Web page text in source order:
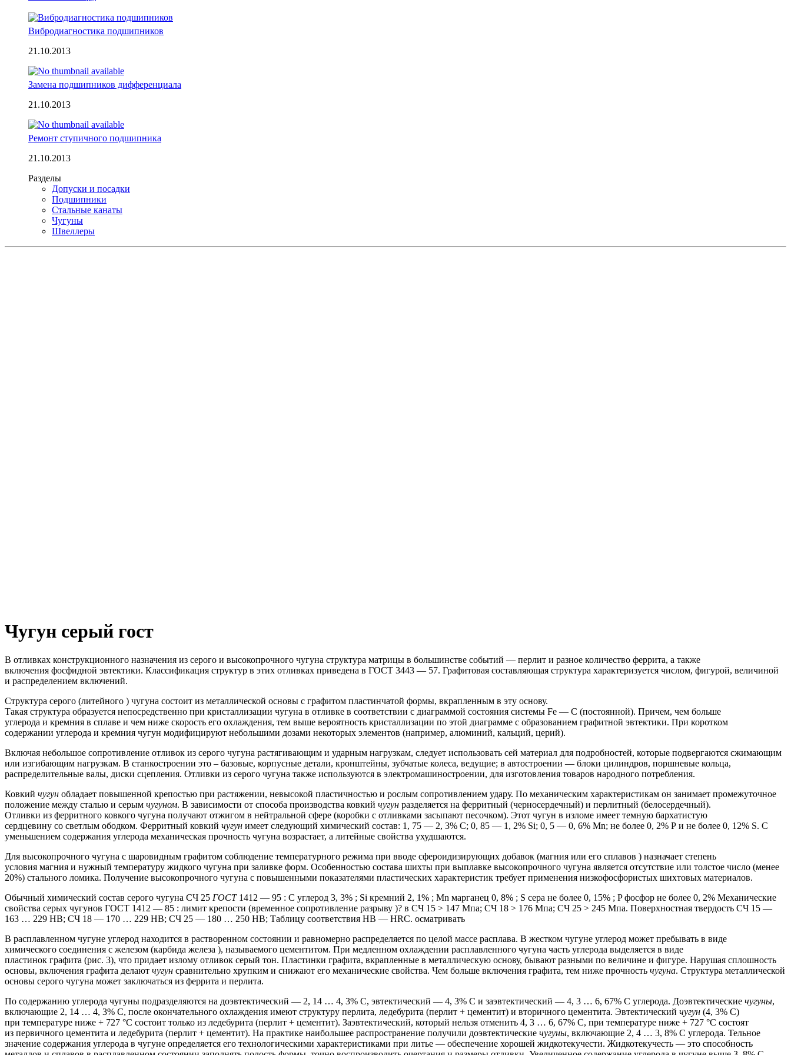
Вибродиагностика подшипников
21.10.2013
Замена подшипников дифференциала
21.10.2013
Ремонт ступичного подшипника
21.10.2013
Разделы
Допуски и посадки
Подшипники
Стальные канаты
Чугуны
Швеллеры
Чугун серый гост
В отливках конструкционного назначения из серого и высокопрочного чугуна структура матрицы в большинстве событий — перлит и разное количество феррита, а также
включения фосфидной эвтектики. Классификация структур в этих отливках приведена в ГОСТ 3443 — 57. Графитовая составляющая структура характеризуется числом, фигурой, величиной
и распределением включений.
Структура серого (литейного ) чугуна состоит из металлической основы с графитом пластинчатой формы, вкрапленным в эту основу.
Такая структура образуется непосредственно при кристаллизации чугуна в отливке в соответствии с диаграммой состояния системы Fe — С (постоянной). Причем, чем больше
углерода и кремния в сплаве и чем ниже скорость его охлаждения, тем выше вероятность кристаллизации по этой диаграмме с образованием графитной эвтектики. При коротком
содержании углерода и кремния чугун модифицируют небольшими дозами некоторых элементов (например, алюминий, кальций, церий).
Включая небольшое сопротивление отливок из серого чугуна растягивающим и ударным нагрузкам, следует использовать сей материал для подробностей, которые подвергаются сжимающим
или изгибающим нагрузкам. В станкостроении это – базовые, корпусные детали, кронштейны, зубчатые колеса, ведущие; в автостроении — блоки цилиндров, поршневые кольца,
распределительные валы, диски сцепления. Отливки из серого чугуна также используются в электромашиностроении, для изготовления товаров народного потребления.
Ковкий чугун обладает повышенной крепостью при растяжении, невысокой пластичностью и рослым сопротивлением удару. По механическим характеристикам он занимает промежуточное
положение между сталью и серым чугуном. В зависимости от способа производства ковкий чугун разделяется на ферритный (черносердечный) и перлитный (белосердечный).
Отливки из ферритного ковкого чугуна получают отжигом в нейтральной сфере (коробки с отливками засыпают песочком). Этот чугун в изломе имеет темную бархатистую
сердцевину со светлым ободком. Ферритный ковкий чугун имеет следующий химический состав: 1, 75 — 2, 3% С; 0, 85 — 1, 2% Si; 0, 5 — 0, 6% Мn; не более 0, 2% Р и не более 0, 12% S. С
уменьшением содержания углерода механическая прочность чугуна возрастает, а литейные свойства ухудшаются.
Для высокопрочного чугуна с шаровидным графитом соблюдение температурного режима при вводе сфероидизирующих добавок (магния или его сплавов ) назначает степень
условия магния и нужный температуру жидкого чугуна при заливке форм. Особенностью состава шихты при выплавке высокопрочного чугуна является отсутствие или толстое число (менее
20%) стального ломика. Получение высокопрочного чугуна с повышенными показателями пластических характеристик требует применения низкофосфористых шихтовых материалов.
Обычный химический состав серого чугуна СЧ 25 ГОСТ1412 — 95 : C углерод 3, 3% ; Si кремний 2, 1% ; Mn марганец 0, 8% ; S сера не более 0, 15% ; P фосфор не более 0, 2% Механические
свойства серых чугунов ГОСТ 1412 — 85 : лимит крепости (временное сопротивление разрыву )? в СЧ 15 > 147 Мпа; СЧ 18 > 176 Мпа; СЧ 25 > 245 Мпа. Поверхностная твердость СЧ 15 —
163 … 229 НВ; СЧ 18 — 170 … 229 НВ; СЧ 25 — 180 … 250 НВ; Таблицу соответствия HB — HRC. осматривать
В расплавленном чугуне углерод находится в растворенном состоянии и равномерно распределяется по целой массе расплава. В жестком чугуне углерод может пребывать в виде
химического соединения с железом (карбида железа ), называемого цементитом. При медленном охлаждении расплавленного чугуна часть углерода выделяется в виде
пластинок графита (рис. 3), что придает излому отливок серый тон. Пластинки графита, вкрапленные в металлическую основу, бывают разными по величине и фигуре. Нарушая сплошность
основы, включения графита делают чугун сравнительно хрупким и снижают его механические свойства. Чем больше включения графита, тем ниже прочность чугуна. Структура металлической
основы серого чугуна может заключаться из феррита и перлита.
По содержанию углерода чугуны подразделяются на доэвтектический — 2, 14 … 4, 3% С, эвтектический — 4, 3% С и заэвтектический — 4, 3 … 6, 67% С углерода. Доэвтектические чугуны,
включающие 2, 14 … 4, 3% С, после окончательного охлаждения имеют структуру перлита, ледебурита (перлит + цементит) и вторичного цементита. Эвтектический чугун (4, 3% С)
при температуре ниже + 727 °С состоит только из ледебурита (перлит + цементит). Заэвтектический, который нельзя отменить 4, 3 … 6, 67% С, при температуре ниже + 727 °С состоят
из первичного цементита и ледебурита (перлит + цементит). На практике наибольшее распространение получили доэвтектические чугуны, включающие 2, 4 … 3, 8% С углерода. Тельное
значение содержания углерода в чугуне определяется его технологическими характеристиками при литье — обеспечение хорошей жидкотекучести. Жидкотекучесть — это способность